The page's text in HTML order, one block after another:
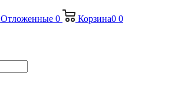
Отложенные 0 Корзина0 0